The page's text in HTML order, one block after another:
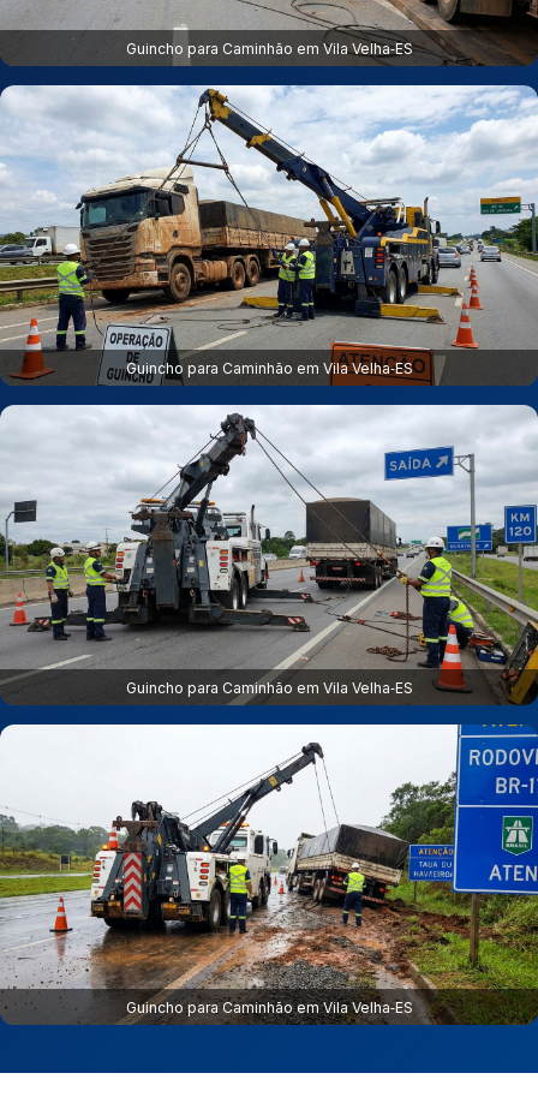
Guincho para Caminhão em Vila Velha‑ES
Guincho para Caminhão em Vila Velha‑ES
Guincho para Caminhão em Vila Velha‑ES
Guincho para Caminhão em Vila Velha‑ES